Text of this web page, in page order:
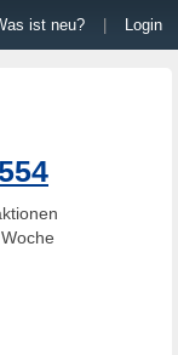
ist neu? Login